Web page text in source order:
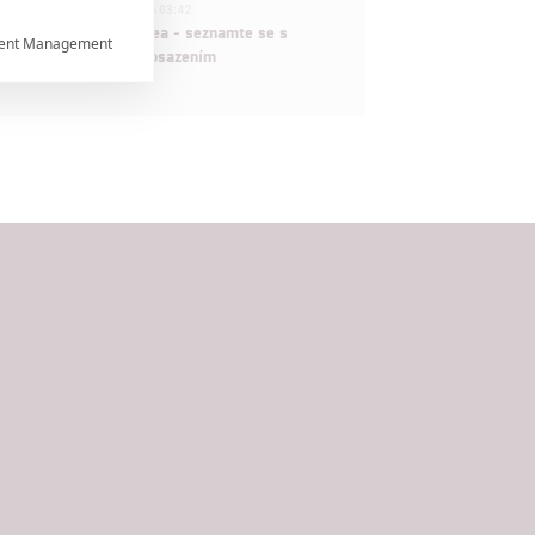
Velké preview: Odyssea - seznamte se s
nabitým obsazením

Management